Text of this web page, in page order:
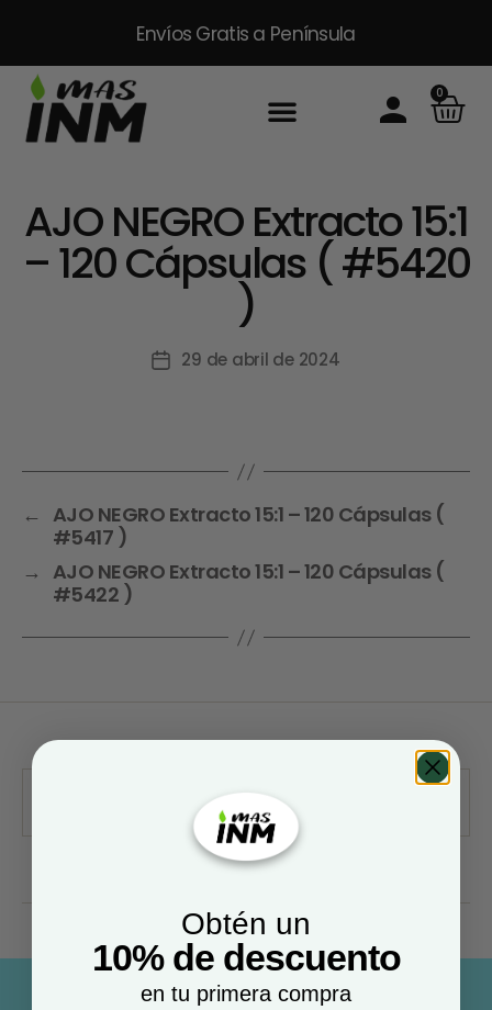
Envíos Gratis a Península
0
AJO NEGRO Extracto 15:1
– 120 Cápsulas ( #5420
)
29 de abril de 2024
← AJO NEGRO Extracto 15:1 – 120 Cápsulas (
#5417 )
→ AJO NEGRO Extracto 15:1 – 120 Cápsulas (
#5422 )
Obtén un
10% de descuento
en tu primera compra